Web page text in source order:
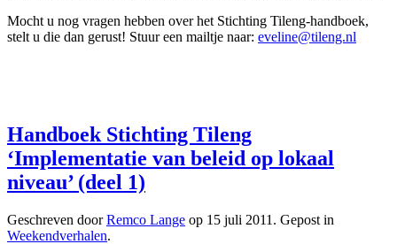
Mocht u nog vragen hebben over het Stichting Tileng-handboek,
stelt u die dan gerust! Stuur een mailtje naar: eveline@tileng.nl
Handboek Stichting Tileng
‘Implementatie van beleid op lokaal
niveau’ (deel 1)
Geschreven doorRemco Lange op 15 juli 2011 . Gepost in
Weekendverhalen.